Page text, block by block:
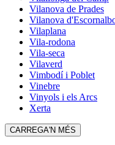
Vilanova de Prades
Vilanova
Vilaplana
Vila-rodona
Vila-seca
Vilaverd
Vimbodí i Poblet
Vinebre
Vinyols i els Arcs
Xerta
CARREGA'N MÉS